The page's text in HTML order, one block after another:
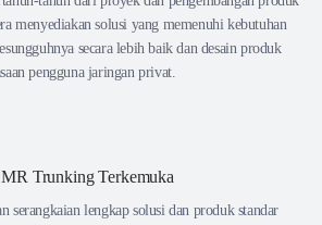
menyediakan solusi yang memenuhi kebutuhan
secara lebih baik dan desain produk
pengguna jaringan privat.
Trunking Terkemuka
serangkaian lengkap solusi dan produk standar